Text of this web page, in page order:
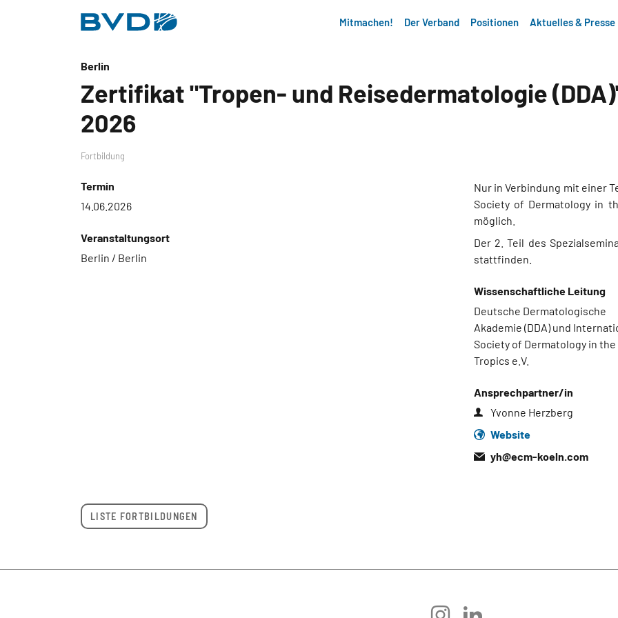
Mitmachen! Der Verband Positionen Aktuelles & Presse
Berlin
Zertifikat "Tropen- und Reisedermatologie
2026
Fortbildung
Termin
14.06.2026
Veranstaltungsort
Berlin / Berlin
Nur in Verbindung mit einer
Society of Dermatology in
möglich.
Der 2. Teil des
stattfinden.
Wissenschaftliche Leitung
Deutsche Dermatologische
Akademie (DDA) und
Society of Dermatology in the
Tropics e.V.
Ansprechpartner/in
Yvonne Herzberg
Website
yh@ecm-koeln.com
LISTE FORTBILDUNGEN
instagram